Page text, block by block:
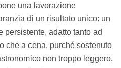
una lavorazione
di un risultato unico: un
persistente, adatto tanto ad
che a cena, purché sostenuto
non troppo leggero,